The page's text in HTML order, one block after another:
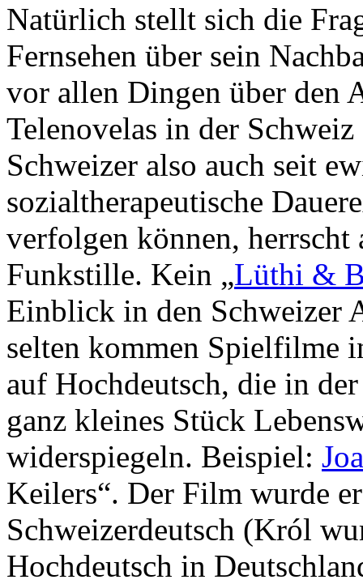
Natürlich stellt sich die
Fernsehen über sein
vor allen Dingen über den
Telenovelas in der
Schweizer also auch seit
sozialtherapeutische
verfolgen können, herrscht
Funkstille. Kein „Lüthi &
Einblick in den Schweizer
selten kommen Spielfilme
auf Hochdeutsch, die in
ganz kleines Stück
widerspiegeln. Beispiel:
Keilers“. Der Film wurde
Schweizerdeutsch (Król
Hochdeutsch in